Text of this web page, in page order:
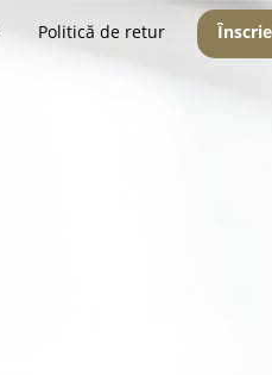
Politică de retur